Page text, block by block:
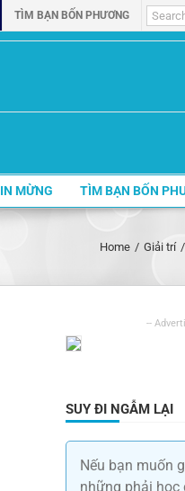
TÌM BẠN BỐN PHƯƠNG
Search
for:
MỪNG TÌM BẠN BỐN
Home / Giải trí /
SUY ĐI NGẪM LẠI
Nếu bạn muốn
những phải học